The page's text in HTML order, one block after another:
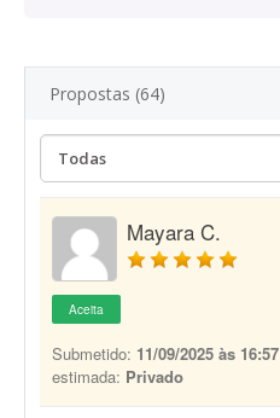
Propostas (64)
Mayara C.
Aceita
Submetido: 11/09/2025 às 16:57
estimada: Privado